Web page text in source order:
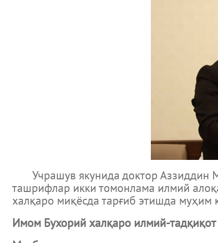
Учрашув якунида доктор Аззиддин
ташрифлар икки томонлама илмий
халқаро миқёсда тарғиб этишда муҳим
Имом Бухорий халқаро илмий-